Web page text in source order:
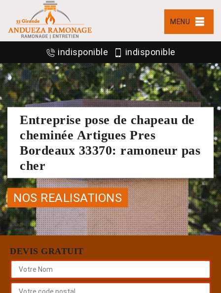
MENU
indisponible indisponible
Entreprise pose de chapeau de
cheminée Artigues Pres
Bordeaux 33370: ramoneur pas
cher
NOS REALISATIONS
DEVIS GRATUIT